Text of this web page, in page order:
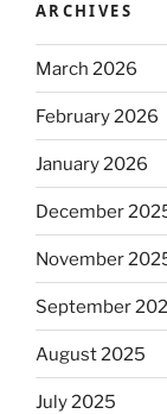
ARCHIVES
March 2026
February 2026
January 2026
December
November
September
August 2025
July 2025